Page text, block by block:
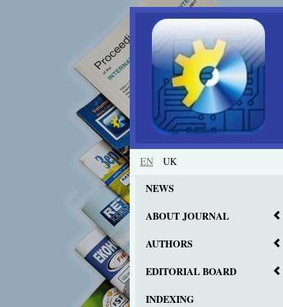
EN UK
NEWS
ABOUT JOURNAL
AUTHORS
EDITORIAL BOARD
INDEXING